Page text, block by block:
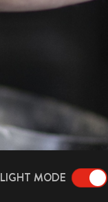
LIGHT MODE